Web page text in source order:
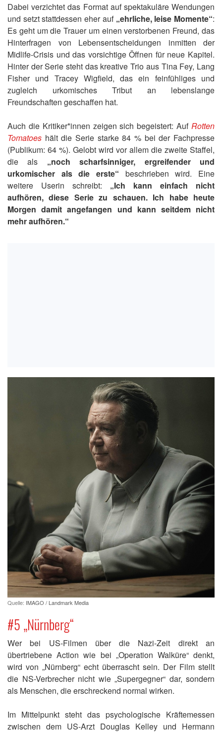
Dabei verzichtet das Format auf spektakuläre Wendungen
und setzt stattdessen eher auf „ehrliche, leise Momente“:
Es geht um die Trauer um einen verstorbenen Freund, das
Hinterfragen von Lebensentscheidungen inmitten der
Midlife-Crisis und das vorsichtige Öffnen für neue Kapitel.
Hinter der Serie steht das kreative Trio aus Tina Fey, Lang
Fisher und Tracey Wigfield, das ein feinfühliges und
zugleich urkomisches Tribut an lebenslange
Freundschaften geschaffen hat.
Auch die Kritiker*innen zeigen sich begeistert: Auf Rotten
Tomatoes hält die Serie starke 84 % bei der Fachpresse
(Publikum: 64 %). Gelobt wird vor allem die zweite Staffel,
die als „noch scharfsinniger, ergreifender und
urkomischer als die erste“ beschrieben wird. Eine
weitere Userin schreibt: „Ich kann einfach nicht
aufhören, diese Serie zu schauen. Ich habe heute
Morgen damit angefangen und kann seitdem nicht
mehr aufhören.“
Quelle: IMAGO / Landmark Media
#5 „Nürnberg“
Wer bei US-Filmen über die Nazi-Zeit direkt an
übertriebene Action wie bei „Operation Walküre“ denkt,
wird von „Nürnberg“ echt überrascht sein. Der Film stellt
die NS-Verbrecher nicht wie „Supergegner“ dar, sondern
als Menschen, die erschreckend normal wirken.
Im Mittelpunkt steht das psychologische Kräftemessen
zwischen dem US-Arzt Douglas Kelley und Hermann